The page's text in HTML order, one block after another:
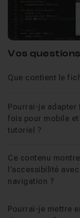
Leçon 3
Leçon 5
Leçon 7
Leçon 8 Pour
Vos
Que contient le
Pourrai-je adapter
fois pour mobile
tutoriel ?
Ce contenu
l'accessibilité
navigation ?
Pourrai-je mettre